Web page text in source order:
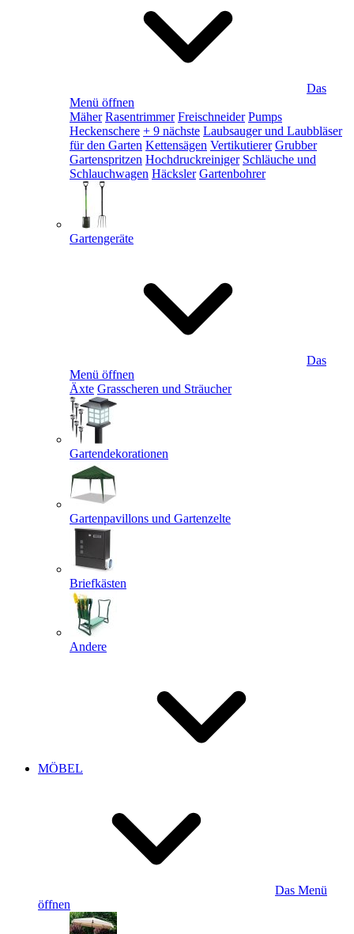
Das
Menü öffnen
Mäher Rasentrimmer Freischneider Pumps
Heckenschere + 9 nächste Laubsauger und Laubbläser
für den Garten Kettensägen Vertikutierer Grubber
Gartenspritzen Hochdruckreiniger Schläuche und
Schlauchwagen Häcksler Gartenbohrer
Gartengeräte
Das
Menü öffnen
Äxte Grasscheren und Sträucher
Gartendekorationen
Gartenpavillons und Gartenzelte
Briefkästen
Andere
MÖBEL
Das Menü
öffnen